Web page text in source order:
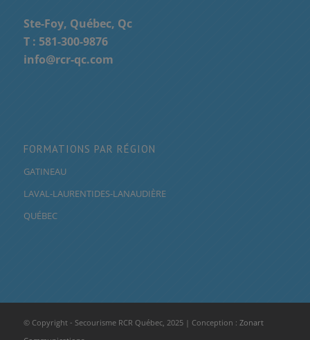
Ste-Foy, Québec, Qc
T : 581-300-9876
info@rcr-qc.com
FORMATIONS PAR RÉGION
GATINEAU
LAVAL-LAURENTIDES-LANAUDIÈRE
QUÉBEC
© Copyright - Secourisme RCR Québec, 2025 | Conception : Zonart